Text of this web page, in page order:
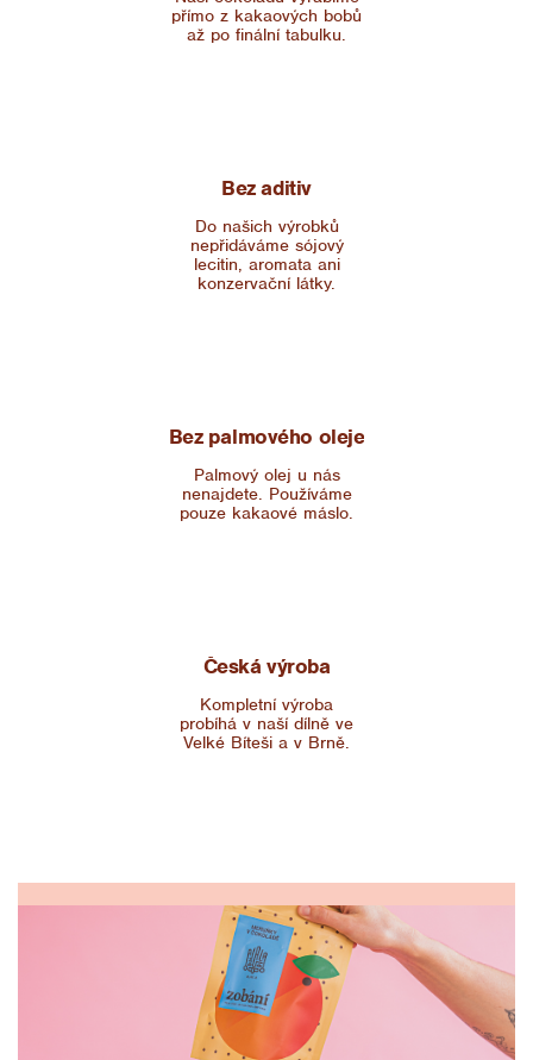
přímo z kakaových bobů
až po finální tabulku.
Bez aditiv
Do našich výrobků
nepřidáváme sójový
lecitin, aromata ani
konzervační látky.
Bez palmového oleje
Palmový olej u nás
nenajdete. Používáme
pouze kakaové máslo.
Česká výroba
Kompletní výroba
probíhá v naší dílně ve
Velké Bíteši a v Brně.